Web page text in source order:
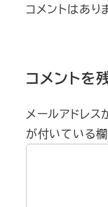
コメントはあり
コメントを
メールアドレス
が付いている